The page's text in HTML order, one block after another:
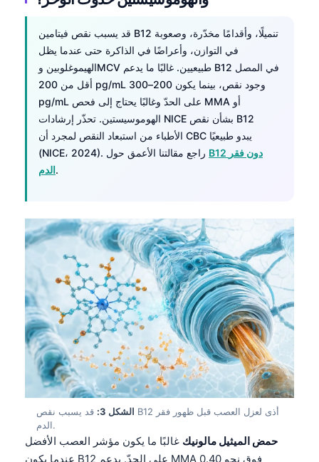
قد يسبب نقص فيتامين B12 تنميلًا، وأقدامًا مخدّرة، وصعوبة
في التوازن، وأعراضًا في الذاكرة حتى عندما يظل
الهيموغلوبين وMCV طبيعيين. غالبًا ما يدعم B12 في المصل
أقل من 200 pg/mL وجود نقص، بينما يكون 200–300
pg/mL على الحدّ وغالبًا يحتاج إلى فحص MMA أو
الهوموسيستين. تحذّر إرشادات NICE بشأن نقص B12
الأطباء من استبعاد النقص لمجرد أن CBC يبدو طبيعيًا
B12 دون فقر
الدم.
الشكل 3:
قد يسبب نقص B12 أذى لعزل العصب قبل ظهور فقر
الدم.
حمض الميثيل مالونيك غالبًا ما يكون مؤشر العصب الأفضل
عندما يكون B12 على الحدّ. يدعم MMA فوق نحو 0.40